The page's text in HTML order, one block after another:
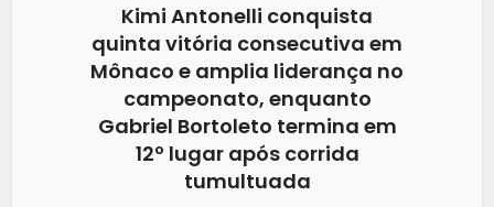
Kimi Antonelli conquista
quinta vitória consecutiva em
Mônaco e amplia liderança no
campeonato, enquanto
Gabriel Bortoleto termina em
12º lugar após corrida
tumultuada